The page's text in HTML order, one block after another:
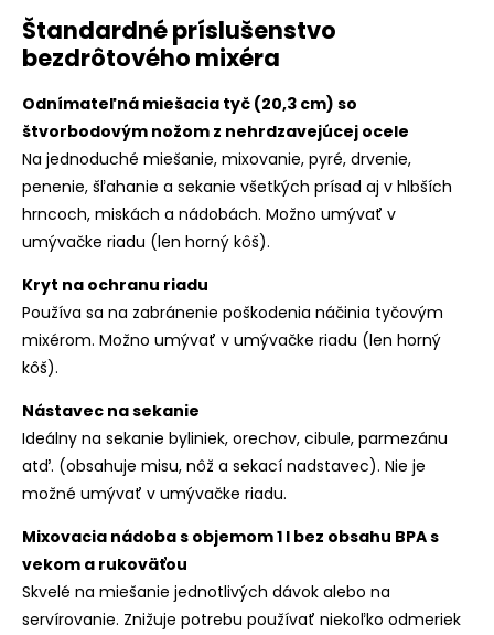
Štandardné príslušenstvo
bezdrôtového mixéra
Odnímateľná miešacia tyč (20,3 cm) so
štvorbodovým nožom z nehrdzavejúcej ocele
Na jednoduché miešanie, mixovanie, pyré, drvenie,
penenie, šľahanie a sekanie všetkých prísad aj v hlbších
hrncoch, miskách a nádobách. Možno umývať v
umývačke riadu (len horný kôš).
Kryt na ochranu riadu
Používa sa na zabránenie poškodenia náčinia tyčovým
mixérom. Možno umývať v umývačke riadu (len horný
kôš).
Nástavec na sekanie
Ideálny na sekanie byliniek, orechov, cibule, parmezánu
atď. (obsahuje misu, nôž a sekací nadstavec). Nie je
možné umývať v umývačke riadu.
Mixovacia nádoba s objemom 1 l bez obsahu BPA s
vekom a rukoväťou
Skvelé na miešanie jednotlivých dávok alebo na
servírovanie. Znižuje potrebu používať niekoľko odmeriek